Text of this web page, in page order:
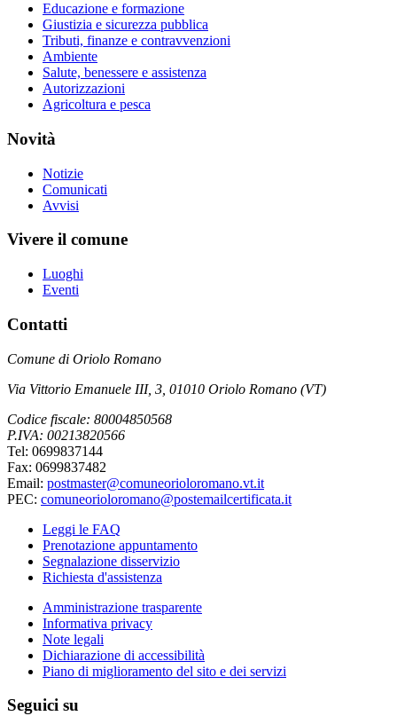
Educazione e formazione
Giustizia e sicurezza pubblica
Tributi, finanze e contravvenzioni
Ambiente
Salute, benessere e assistenza
Autorizzazioni
Agricoltura e pesca
Novità
Notizie
Comunicati
Avvisi
Vivere il comune
Luoghi
Eventi
Contatti
Comune di Oriolo Romano
Via Vittorio Emanuele III, 3, 01010 Oriolo Romano (VT)
Codice fiscale: 80004850568
P.IVA: 00213820566
Tel: 0699837144
Fax: 0699837482
Email: postmaster@comuneorioloromano.vt.it
PEC: comuneorioloromano@postemailcertificata.it
Leggi le FAQ
Prenotazione appuntamento
Segnalazione disservizio
Richiesta d'assistenza
Amministrazione trasparente
Informativa privacy
Note legali
Dichiarazione di accessibilità
Piano di miglioramento del sito e dei servizi
Seguici su